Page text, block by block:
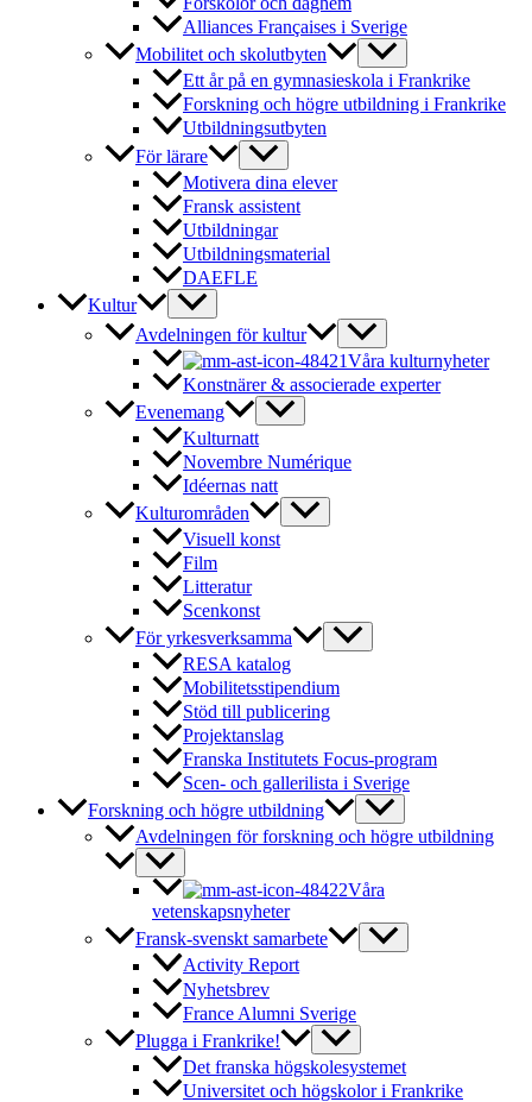
Alliances Françaises i Sverige
Mobilitet och skolutbyten
Ett år på en gymnasieskola i Frankrike
Forskning och högre utbildning i Frankrike
Utbildningsutbyten
För lärare
Motivera dina elever
Fransk assistent
Utbildningar
Utbildningsmaterial
DAEFLE
Kultur
Avdelningen för kultur
Våra kulturnyheter
Konstnärer & associerade experter
Evenemang
Kulturnatt
Novembre Numérique
Idéernas natt
Kulturområden
Visuell konst
Film
Litteratur
Scenkonst
För yrkesverksamma
RESA katalog
Mobilitetsstipendium
Stöd till publicering
Projektanslag
Franska Institutets Focus-program
Scen- och gallerilista i Sverige
Forskning och högre utbildning
Avdelningen för forskning och högre utbildning
Våra
vetenskapsnyheter
Fransk-svenskt samarbete
Activity Report
Nyhetsbrev
France Alumni Sverige
Plugga i Frankrike!
Det franska högskolesystemet
Universitet och högskolor i Frankrike